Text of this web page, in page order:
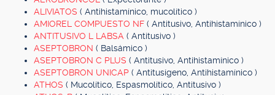
ALIVIATOS ( Antihistamínico, mucolítico )
AMIOREL COMPUESTO NF ( Antitusivo, Antihistamínico )
ANTITUSIVO L LABSA ( Antitusivo )
ASEPTOBRON ( Balsámico )
ASEPTOBRON C PLUS ( Antitusivo, Antihistamínico )
ASEPTOBRON UNICAP ( Antitusígeno, Antihistamínico )
ATHOS ( Mucolítico, Espasmolítico, Antitusivo )